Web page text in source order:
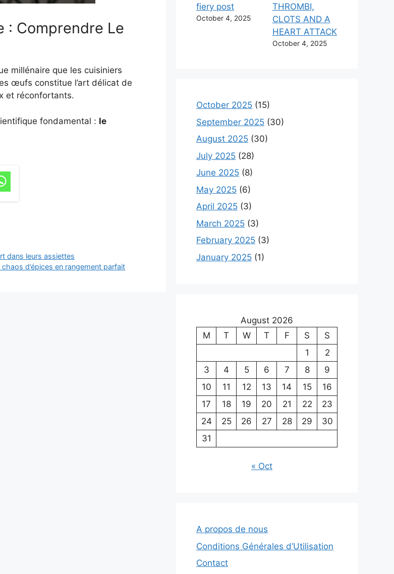
: Comprendre Le
millénaire que les cuisiniers
œufs constitue l’art délicat de
et réconfortants.
fondamental : le
dans leurs assiettes
d’épices en rangement parfait
fiery post
October 4, 2025
THROMBI,
CLOTS AND A
HEART ATTACK
October 4, 2025
October 2025 (15)
September 2025 (30)
August 2025 (30)
July 2025 (28)
June 2025 (8)
May 2025 (6)
April 2025 (3)
March 2025 (3)
February 2025 (3)
January 2025 (1)
August 2026
M
T W T F S
S
1
2
3
4 5 6 7 8
9
10
11 12 13 14 15
16
17
18 19 20 21 22
23
24
25 26 27 28 29
30
31
« Oct
A propos de nous
Conditions Générales d’Utilisation
Contact